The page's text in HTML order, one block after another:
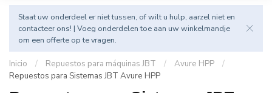
Staat uw onderdeel er niet tussen, of wilt u hulp, aarzel niet en
contacteer ons! | Voeg onderdelen toe aan uw winkelmandje
om een offerte op te vragen.
Inicio / Repuestos para máquinas JBT / Avure HPP
/
Repuestos para Sistemas JBT Avure HPP